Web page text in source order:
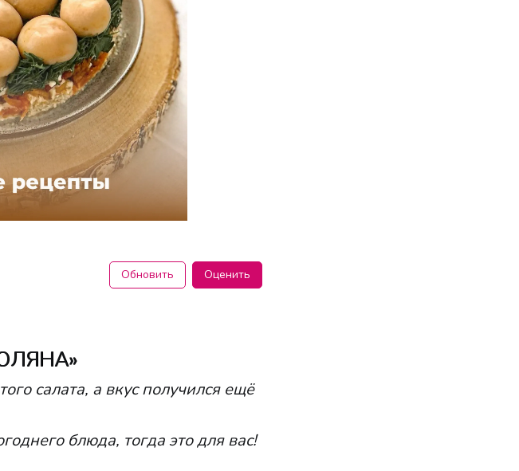
Обновить Оценить
салата, а вкус получился ещё
блюда, тогда это для вас!